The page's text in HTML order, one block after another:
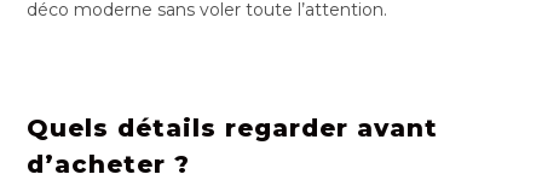
déco moderne sans voler toute l’attention.
Quels détails regarder avant
d’acheter ?